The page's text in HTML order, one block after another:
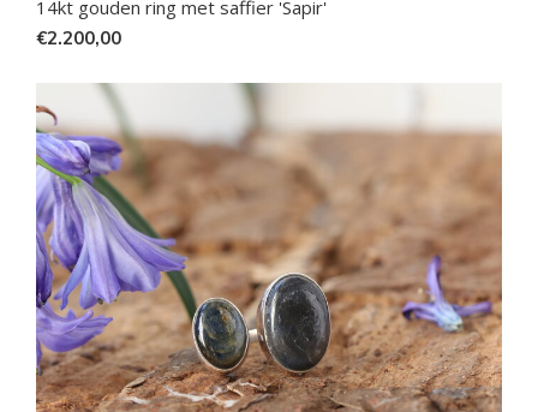
14kt gouden ring met saffier 'Sapir'
€2.200,00